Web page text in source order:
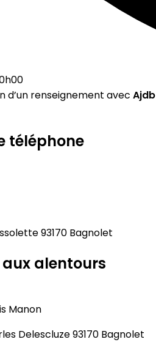
d’un renseignement avec Ajdb
téléphone
93170 Bagnolet
aux alentours
Manon
Delescluze 93170 Bagnolet